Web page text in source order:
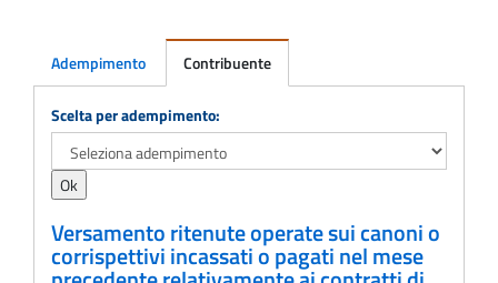
Adempimento Contribuente
Adempimento
Scelta per adempimento:
Versamento ritenute operate sui canoni o
corrispettivi incassati o pagati nel mese